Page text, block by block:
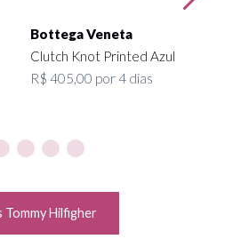
Bottega Veneta
Clutch Knot Printed Azul
R$ 405,00 por 4 dias
Tommy Hilfigher